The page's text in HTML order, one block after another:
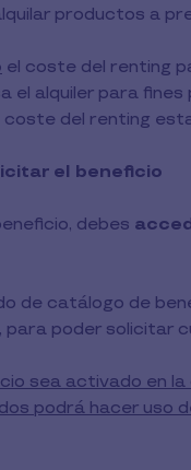
productos a
el coste del renting
el alquiler para
coste del renting
el beneficio
debes
de catálogo de
poder solicitar
sea activado en
podrá hacer uso